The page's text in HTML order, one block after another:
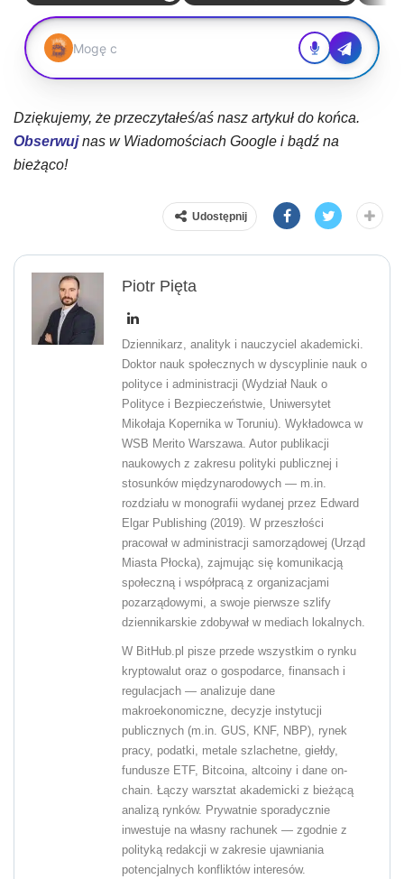
Dziękujemy, że przeczytałeś/aś nasz artykuł do końca.
Obserwujnas w Wiadomościach Google i bądź na
bieżąco!
Udostępnij
Piotr Pięta
Dziennikarz, analityk i nauczyciel akademicki.
Doktor nauk społecznych w dyscyplinie nauk o
polityce i administracji (Wydział Nauk o
Polityce i Bezpieczeństwie, Uniwersytet
Mikołaja Kopernika w Toruniu). Wykładowca w
WSB Merito Warszawa. Autor publikacji
naukowych z zakresu polityki publicznej i
stosunków międzynarodowych — m.in.
rozdziału w monografii wydanej przez Edward
Elgar Publishing (2019). W przeszłości
pracował w administracji samorządowej (Urząd
Miasta Płocka), zajmując się komunikacją
społeczną i współpracą z organizacjami
pozarządowymi, a swoje pierwsze szlify
dziennikarskie zdobywał w mediach lokalnych.
W BitHub.pl pisze przede wszystkim o rynku
kryptowalut oraz o gospodarce, finansach i
regulacjach — analizuje dane
makroekonomiczne, decyzje instytucji
publicznych (m.in. GUS, KNF, NBP), rynek
pracy, podatki, metale szlachetne, giełdy,
fundusze ETF, Bitcoina, altcoiny i dane on-
chain. Łączy warsztat akademicki z bieżącą
analizą rynków. Prywatnie sporadycznie
inwestuje na własny rachunek — zgodnie z
polityką redakcji w zakresie ujawniania
potencjalnych konfliktów interesów.